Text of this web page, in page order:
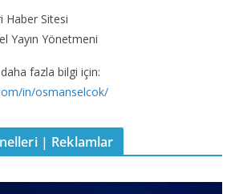
Haber Sitesi
Yayın Yönetmeni
fazla bilgi için:
in/osmanselcok/
| Reklamlar